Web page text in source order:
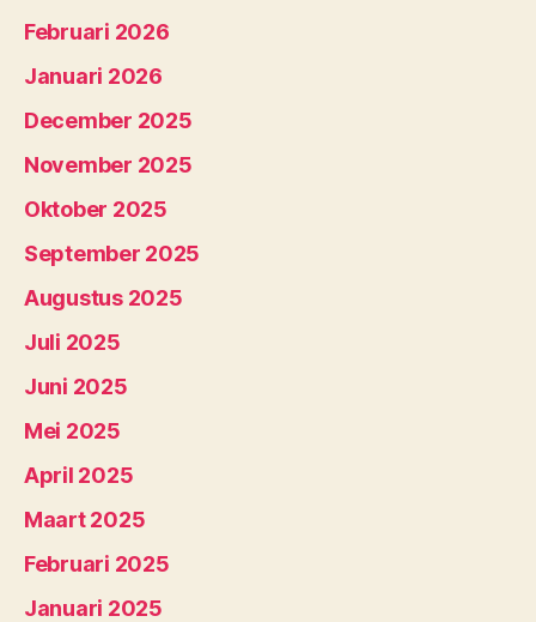
Februari 2026
Januari 2026
December 2025
November 2025
Oktober 2025
September 2025
Augustus 2025
Juli 2025
Juni 2025
Mei 2025
April 2025
Maart 2025
Februari 2025
Januari 2025